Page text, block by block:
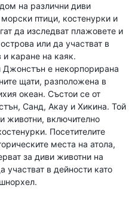
на различни диви
птици, костенурки и
да изследват плажовете и
или да участват в
и каране на каяк.
Джонстън е некорпорирана
щати, разположена в
океан. Състои се от
Санд, Акау и Хикина. Той
животни, включително
Посетителите
места на атола,
за диви животни на
участват в дейности като